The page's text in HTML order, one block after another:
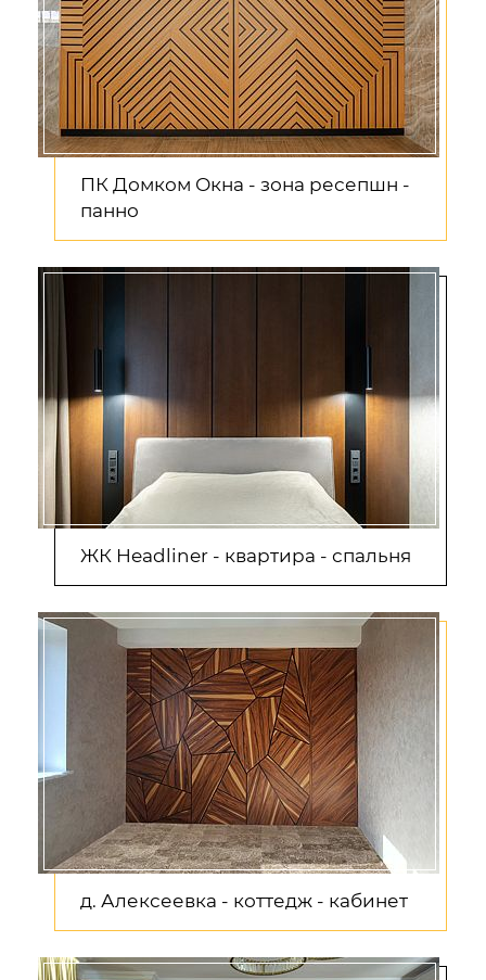
ПК Домком Окна - зона ресепшн -
панно
ЖК Headliner - квартира - спальня
д. Алексеевка - коттедж - кабинет